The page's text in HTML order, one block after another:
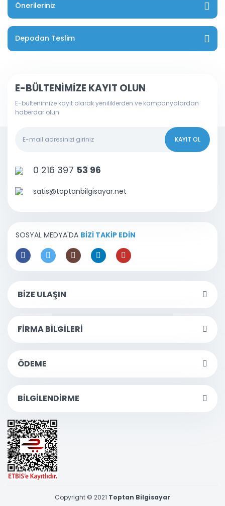
Önerileriniz
Depodan Teslim
E-BÜLTENİMİZE KAYIT OLUN
E-bültenimize kayıt olarak yeniliklerden ve kampanyalardan
haberdar olun
KAYIT OL
0 216 397 53 96
satis@toptanbilgisayar.net
SOSYAL MEDYA'DA BİZİ TAKİP EDİN
BİZE ULAŞIN
FİRMA BİLGİLERİ
ÖDEME
BİLGİLENDİRME
Copyright © 2021 Toptan Bilgisayar